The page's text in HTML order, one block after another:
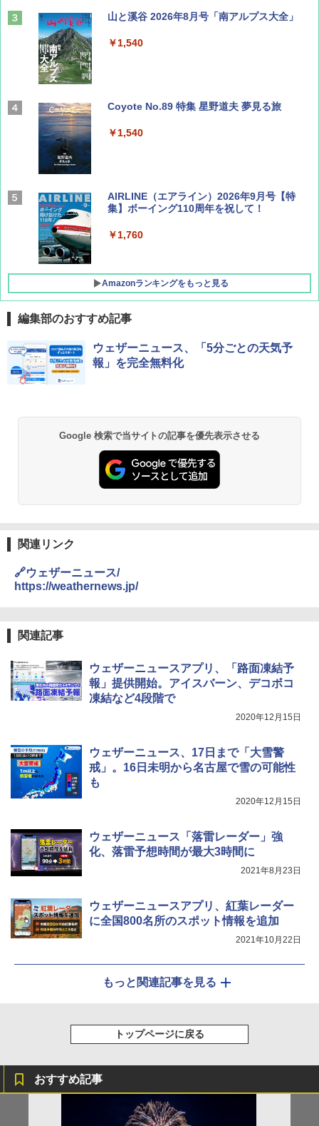
山と溪谷 2026年8月号「南アルプス大全」
￥1,540
Coyote No.89 特集 星野道夫 夢見る旅
￥1,540
AIRLINE（エアライン）2026年9月号【特
集】ボーイング110周年を祝して！
￥1,760
Amazonランキングをもっと見る
僕が見た未来【完全版】
￥0
D40 地球の歩き方 チェンマイ タイ北部の魅
力的な町 2026～2027 地球の歩き方D アジア
￥2,079
A26 地球の歩き方 チェコ ポーランド スロヴ
ァキア 2026～2027 地球の歩き方A ヨーロッ
￥2,277
[キャンパーズコレクション 山善] ポップアッ
プテント 傘みたいに広げて畳める パッとサ
ッとサンシェード キューブ フルクローズ メ
￥6,831
PYKES PEAK (パイクスピーク) 着替えテン
ト プライバシー テント 【中が透けない】 1
人用 折りたたみ 防災グッズ 災害用トイレ ビ
易 トイレテント (グレー)
ENDLESS BASE 《めざましテレビで紹介》
テント ワンタッチ RENEW 幅200 2-3人用 43
[キャンパーズコレクション 山善] 傘みたいに
広げるだけ パッとサッとテント ブラックコ
ーティング フルクローズ メッシュ 3-4人用
簡単設置 ポップアップテント エクルベージ
イド ブラックコーティング フルクローズ メ
ATCW-150B エクルベージュ
￥-
DEWEL パラソル 大型 ビーチ アウトドアパ
ラソル ガーデン サイトシート付 折りたたみ
防水 UVカット 4段階高さ調整 軽量 収納袋付
026リニューアル 急速冷凍 空間倍増 衛生的
コンパクト 保冷力長持ち
秒）射程5～10m 安全ロック搭載 携帯収納袋
付き ヒグマ・イノシシ対策 自治体・教育機
BUNDOK(バンドック)ソロ ドーム 1 EX BDK
-08EX カーキ ソロキャンプ ポリエステル フ
コンパクト iimono117 (ブルー)
￥3,080
編集部のおすすめ記事
ウェザーニュース、「5分ごとの天気予
報」を完全無料化
Google 検索で当サイトの記事を優先表示させる
関連リンク
🔗ウェザーニュース/
https://weathernews.jp/
関連記事
ウェザーニュースアプリ、「路面凍結予
報」提供開始。アイスバーン、デコボコ
凍結など4段階で
2020年12月15日
ウェザーニュース、17日まで「大雪警
戒」。16日未明から名古屋で雪の可能性
も
2020年12月15日
ウェザーニュース「落雷レーダー」強
化、落雷予想時間が最大3時間に
2021年8月23日
ウェザーニュースアプリ、紅葉レーダー
に全国800名所のスポット情報を追加
2021年10月22日
もっと関連記事を見る
トップページに戻る
おすすめ記事